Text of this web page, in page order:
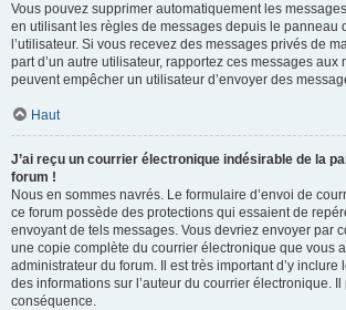
Vous pouvez supprimer automatiquement les
en utilisant les règles de messages depuis le panneau
l’utilisateur. Si vous recevez des messages privés de
part d’un autre utilisateur, rapportez ces messages aux
peuvent empêcher un utilisateur d’envoyer des
Haut
J’ai reçu un courrier électronique indésirable de la
forum !
Nous en sommes navrés. Le formulaire d’envoi de
ce forum possède des protections qui essaient de
envoyant de tels messages. Vous devriez envoyer par
une copie complète du courrier électronique que vous
administrateur du forum. Il est très important d’y inclure
des informations sur l’auteur du courrier électronique.
conséquence.